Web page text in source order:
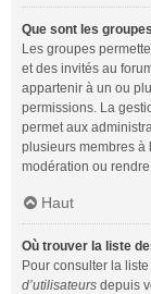
Que sont les
Les groupes
et des invités au
appartenir à un ou
permissions. La
permet aux
plusieurs membres à
modération ou
Haut
Où trouver la liste
Pour consulter la
d’utilisateurs depuis